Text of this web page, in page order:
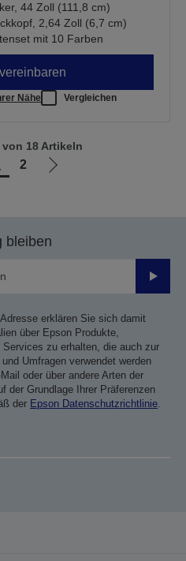
44 Zoll (111,8 cm)
2,64 Zoll (6,7 cm)
mit 10 Farben
Nähe Vergleichen
2
Zur
von 18 Artikeln
bleiben
erklären Sie sich damit
über Epson Produkte,
zu erhalten, die auch zur
Umfragen verwendet werden
oder über andere Arten der
der Grundlage Ihrer Präferenzen
der Epson Datenschutzrichtlinie.